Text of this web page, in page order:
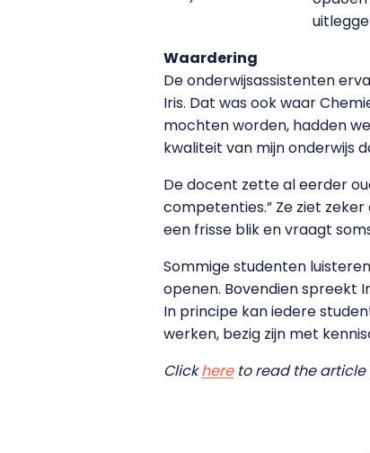
Waardering
De onderwijsassistenten
Iris. Dat was ook waar
mochten worden, hadden
kwaliteit van mijn onderwijs
De docent zette al eerder
competenties.” Ze ziet
een frisse blik en vraagt
Sommige studenten
openen. Bovendien spreekt
In principe kan iedere
werken, bezig zijn met
Clickhereto read the article